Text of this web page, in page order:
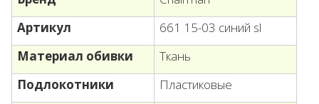
Артикул
661 15-03 синий sl
Материал обивки
Ткань
Подлокотники
Пластиковые